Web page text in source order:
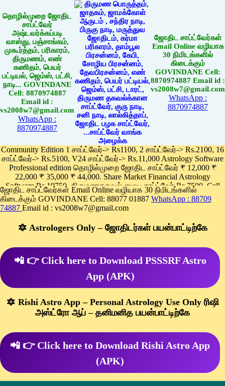
தொழில்முறை ஜோதிட
சாப்ட்வேர்
அஷ்டவர்க்கப்படி
வாஸ்து, பஞ்சாங்கம்,
முகூர்த்தம், பரிகாரம்,
திருமணம், எண்
கணிதம், பெயர்
பட்டியல், ஜெம்ஸ், பட்சி,
நாடி... GOVINDANE
Cell: 8870974887
Email id :
vs2008w7@gmail.com
WhatsApp :
8870974887
ஜோதிட சாப்ட்வேர்கள்
Email Online வழியாக
30 நிமிடங்களில்
கிடைக்கும்
GOVINDANE Cell:
8870974887 Email id :
vs2008w7@gmail.com
WhatsApp :
8870974887
Community Edition 1 சாப்ட்வேர்-> Rs1100, 2 சாப்ட்வேர்-> Rs.2100, 16
சாப்ட்வேர்-> Rs.5100, V24 சாப்ட்வேர்-> Rs.11,000 Astrology Software
Professional edition தொழில்முறை ஜோதிட சாப்ட்வேர் ₹ 12,000 ₹
22,000 ₹ 35,000 ₹ 44,000. Share Market Financial Astrology
Software Rs.19750, திருமணதகவல் மைய சாப்ட்வேர் Rs.7500, Cell
Phone App Rs. 1100
Pay online
ஜோதிட சாப்ட்வேர்கள் Email Online வழியாக 30 நிமிடங்களில்
கிடைக்கும் GOVINDANE Cell: 88077 01887 WhatsApp : 88709
74887 Email id : vs2008w7@gmail.com
🔯 Astrologers Only – ஜோதிடர்கள் பயன்பாட்டிற்கே
📲 👉 Click here to Download PSSSRF Astro
App (APK)
🔯 Rishi Astro App – Personal Astrology Use Only ரிஷி
அஸ்ட்ரோ ஆப் – தனிமனித பயன்பாட்டிற்கே
📲 👉 Click here to Download Rishi Astro App
(APK)